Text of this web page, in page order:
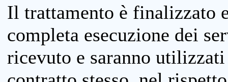
Il trattamento è finalizzato
completa esecuzione dei
ricevuto e saranno